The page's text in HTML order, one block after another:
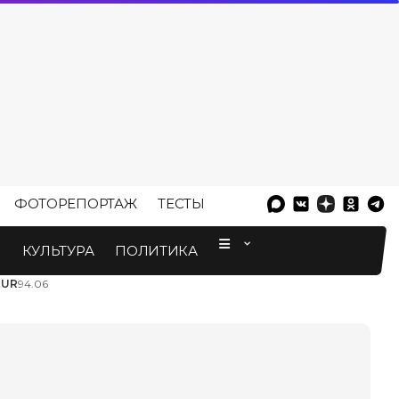
ФОТОРЕПОРТАЖ ТЕСТЫ
КУЛЬТУРА ПОЛИТИКА
94.06